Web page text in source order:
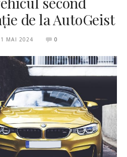
de la AutoGeist
MAI 2024 0